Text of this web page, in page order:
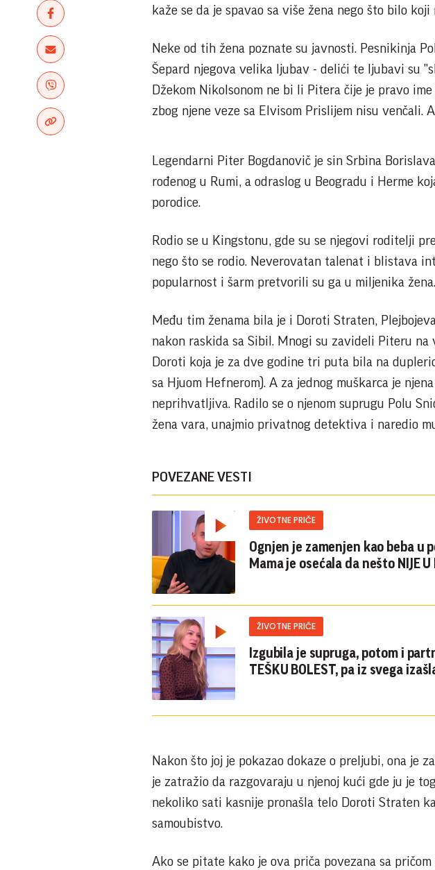
kaže se da je spavao sa više žena nego što bilo
Neke od tih žena poznate su javnosti. Pesnikinja
Šepard njegova velika ljubav - delići te ljubavi su
Džekom Nikolsonom ne bi li Pitera čije je pravo
zbog njene veze sa Elvisom Prislijem nisu venčali.
Legendarni Piter Bogdanovič je sin Srbina
rođenog u Rumi, a odraslog u Beogradu i Herme
porodice.
Rodio se u Kingstonu, gde su se njegovi roditelji
nego što se rodio. Neverovatan talenat i blistava
popularnost i šarm pretvorili su ga u miljenika žena.
Među tim ženama bila je i Doroti Straten,
nakon raskida sa Sibil. Mnogi su zavideli Piteru
Doroti koja je za dve godine tri puta bila na
sa Hjuom Hefnerom). A za jednog muškarca je
neprihvatljiva. Radilo se o njenom suprugu Polu
žena vara, unajmio privatnog detektiva i naredio
POVEZANE VESTI
ŽIVOTNE PRIČE
Ognjen je zamenjen kao beba u
Mama je osećala da nešto NIJE U
ŽIVOTNE PRIČE
Izgubila je supruga, potom i
TEŠKU BOLEST, pa iz svega
Nakon što joj je pokazao dokaze o preljubi, ona je
je zatražio da razgovaraju u njenoj kući gde ju je
nekoliko sati kasnije pronašla telo Doroti Straten
samoubistvo.
Ako se pitate kako je ova priča povezana sa